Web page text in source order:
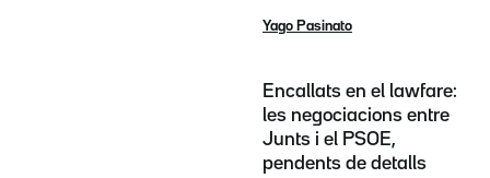
Yago Pasinato
Encallats en el lawfare:
les negociacions entre
Junts i el PSOE,
pendents de detalls